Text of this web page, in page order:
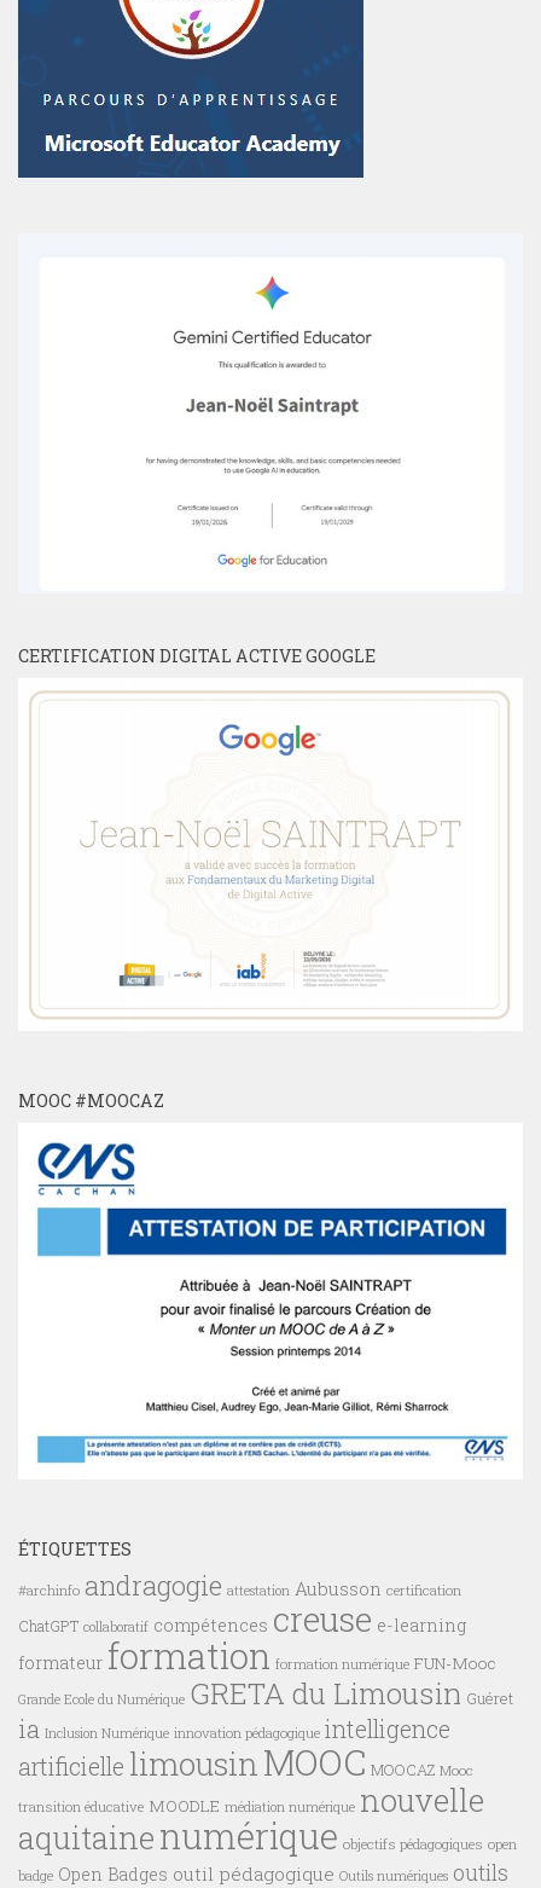
CERTIFICATION DIGITAL ACTIVE GOOGLE
MOOC #MOOCAZ
ÉTIQUETTES
#archinfo andragogie attestation Aubusson certification
ChatGPT collaboratif compétences creuse e-learning
formateur formation formation numérique FUN-Mooc
Grande Ecole du Numérique GRETA du Limousin Guéret
ia Inclusion Numérique innovation pédagogique intelligence
artificielle limousin MOOC MOOCAZ Mooc
transition éducative MOODLE médiation numérique nouvelle
aquitainenumérique objectifs pédagogiques open
badge Open Badges outil pédagogique Outils numériques outils